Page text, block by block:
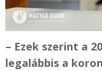
– Ezek szerint a
legalábbis a